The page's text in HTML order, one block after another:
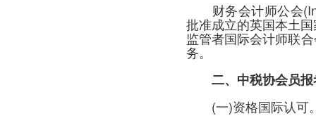
财务会计师公会
批准成立的英国本土
监管者国际会计师联
务。
二、中税协会员
(一)资格国际认可。